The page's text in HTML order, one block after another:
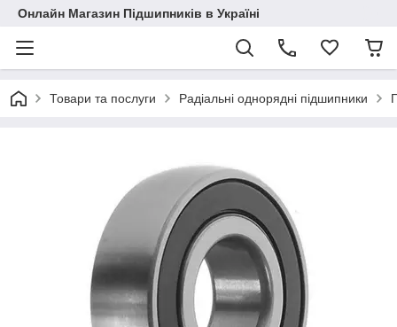
Онлайн Магазин Підшипників в Україні
Товари та послуги Радіальні однорядні підшипники